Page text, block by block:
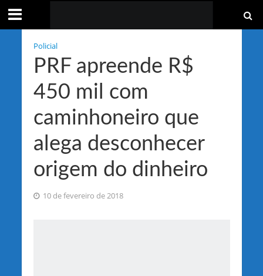
Policial
PRF apreende R$
450 mil com
caminhoneiro que
alega desconhecer
origem do dinheiro
10 de fevereiro de 2018